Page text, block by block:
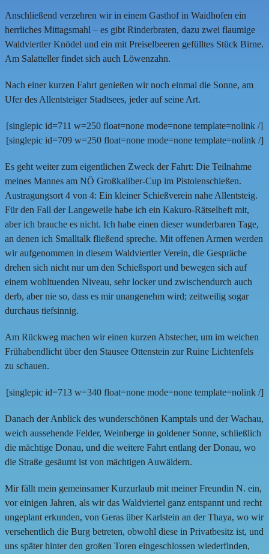
Anschließend verzehren wir in einem Gasthof in Waidhofen ein
herrliches Mittagsmahl – es gibt Rinderbraten, dazu zwei flaumige
Waldviertler Knödel und ein mit Preiselbeeren gefülltes Stück Birne.
Am Salatteller findet sich auch Löwenzahn.
Nach einer kurzen Fahrt genießen wir noch einmal die Sonne, am
Ufer des Allentsteiger Stadtsees, jeder auf seine Art.
[singlepic id=711 w=250 float=none mode=none template=nolink /]
[singlepic id=709 w=250 float=none mode=none template=nolink /]
Es geht weiter zum eigentlichen Zweck der Fahrt: Die Teilnahme
meines Mannes am NÖ Großkaliber-Cup im Pistolenschießen.
Austragungsort 4 von 4: Ein kleiner Schießverein nahe Allentsteig.
Für den Fall der Langeweile habe ich ein Kakuro-Rätselheft mit,
aber ich brauche es nicht. Ich habe einen dieser wunderbaren Tage,
an denen ich Smalltalk fließend spreche. Mit offenen Armen werden
wir aufgenommen in diesem Waldviertler Verein, die Gespräche
drehen sich nicht nur um den Schießsport und bewegen sich auf
einem wohltuenden Niveau, sehr locker und zwischendurch auch
derb, aber nie so, dass es mir unangenehm wird; zeitweilig sogar
durchaus tiefsinnig.
Am Rückweg machen wir einen kurzen Abstecher, um im weichen
Frühabendlicht über den Stausee Ottenstein zur Ruine Lichtenfels
zu schauen.
[singlepic id=713 w=340 float=none mode=none template=nolink /]
Danach der Anblick des wunderschönen Kamptals und der Wachau,
weich aussehende Felder, Weinberge in goldener Sonne, schließlich
die mächtige Donau, und die weitere Fahrt entlang der Donau, wo
die Straße gesäumt ist von mächtigen Auwäldern.
Mir fällt mein gemeinsamer Kurzurlaub mit meiner Freundin N. ein,
vor einigen Jahren, als wir das Waldviertel ganz entspannt und recht
ungeplant erkunden, von Geras über Karlstein an der Thaya, wo wir
versehentlich die Burg betreten, obwohl diese in Privatbesitz ist, und
uns später hinter den großen Toren eingeschlossen wiederfinden,